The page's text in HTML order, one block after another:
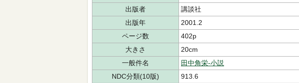
出版者
講談社
出版年
2001.2
ページ数
402p
大きさ
20cm
一般件名
田中角栄-小説
NDC分類(10版)
913.6